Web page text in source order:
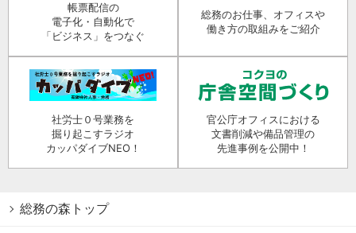
帳票配信の
電子化・自動化で
「ビジネス」をつなぐ
総務のお仕事、オフィスや
働き方の取組みをご紹介
社労士０号業務を
掘り起こすラジオ
カッパダイブNEO！
官公庁オフィスにおける
文書削減や備品管理の
先進事例を公開中！
総務の森トップ